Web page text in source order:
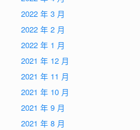
2022 年 3 月
2022 年 2 月
2022 年 1 月
2021 年 12 月
2021 年 11 月
2021 年 10 月
2021 年 9 月
2021 年 8 月